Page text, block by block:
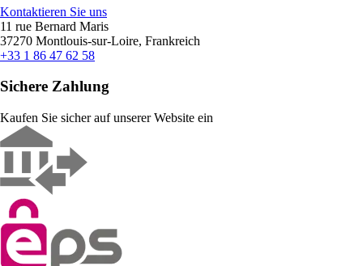
Kontaktieren Sie uns
11 rue Bernard Maris
37270 Montlouis-sur-Loire, Frankreich
+33 1 86 47 62 58
Sichere Zahlung
Kaufen Sie sicher auf unserer Website ein